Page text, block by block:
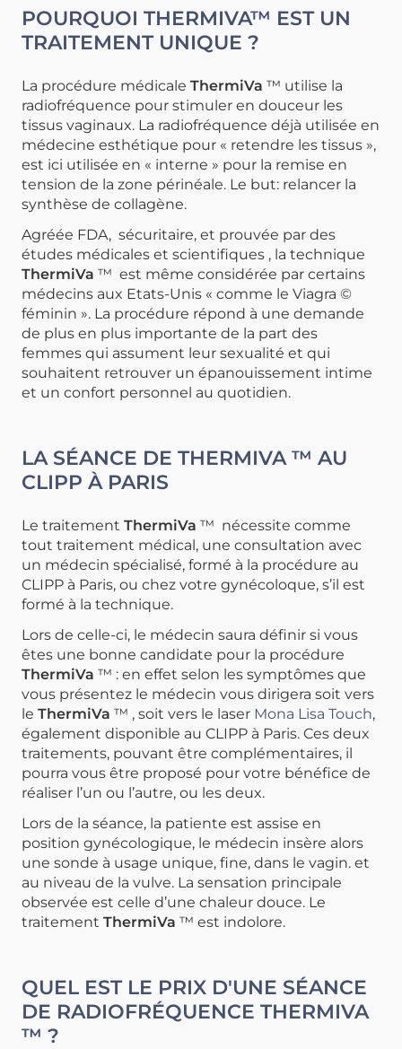
POURQUOI THERMIVA™ EST UN
TRAITEMENT UNIQUE ?
La procédure médicale ThermiVa ™ utilise la
radiofréquence pour stimuler en douceur les
tissus vaginaux. La radiofréquence déjà utilisée en
médecine esthétique pour « retendre les tissus »,
est ici utilisée en « interne » pour la remise en
tension de la zone périnéale. Le but: relancer la
synthèse de collagène.
Agréée FDA, sécuritaire, et prouvée par des
études médicales et scientifiques , la technique
ThermiVa ™ est même considérée par certains
médecins aux Etats-Unis « comme le Viagra ©
féminin ». La procédure répond à une demande
de plus en plus importante de la part des
femmes qui assument leur sexualité et qui
souhaitent retrouver un épanouissement intime
et un confort personnel au quotidien.
LA SÉANCE DE THERMIVA ™ AU
CLIPP À PARIS
Le traitement ThermiVa ™ nécessite comme
tout traitement médical, une consultation avec
un médecin spécialisé, formé à la procédure au
CLIPP à Paris, ou chez votre gynécoloque, s’il est
formé à la technique.
Lors de celle-ci, le médecin saura définir si vous
êtes une bonne candidate pour la procédure
ThermiVa ™ : en effet selon les symptômes que
vous présentez le médecin vous dirigera soit vers
le ThermiVa ™ , soit vers le laser Mona Lisa Touch,
également disponible au CLIPP à Paris. Ces deux
traitements, pouvant être complémentaires, il
pourra vous être proposé pour votre bénéfice de
réaliser l’un ou l’autre, ou les deux.
Lors de la séance, la patiente est assise en
position gynécologique, le médecin insère alors
une sonde à usage unique, fine, dans le vagin. et
au niveau de la vulve. La sensation principale
observée est celle d’une chaleur douce. Le
traitement ThermiVa ™ est indolore.
QUEL EST LE PRIX D'UNE SÉANCE
DE RADIOFRÉQUENCE THERMIVA
™ ?